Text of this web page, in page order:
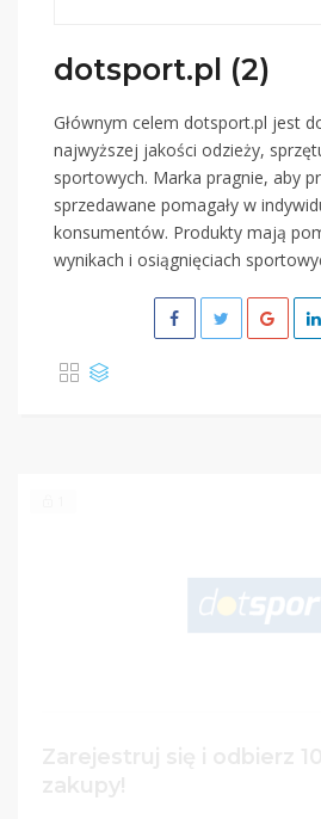
dotsport.pl (2)
Głównym celem dotsport.pl jest
najwyższej jakości odzieży,
sportowych. Marka pragnie, aby
sprzedawane pomagały w
konsumentów. Produkty mają
wynikach i osiągnięciach